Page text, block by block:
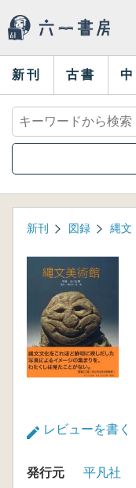
新刊 古書
新刊 図録 縄文
レビューを書く
発行元
平凡社